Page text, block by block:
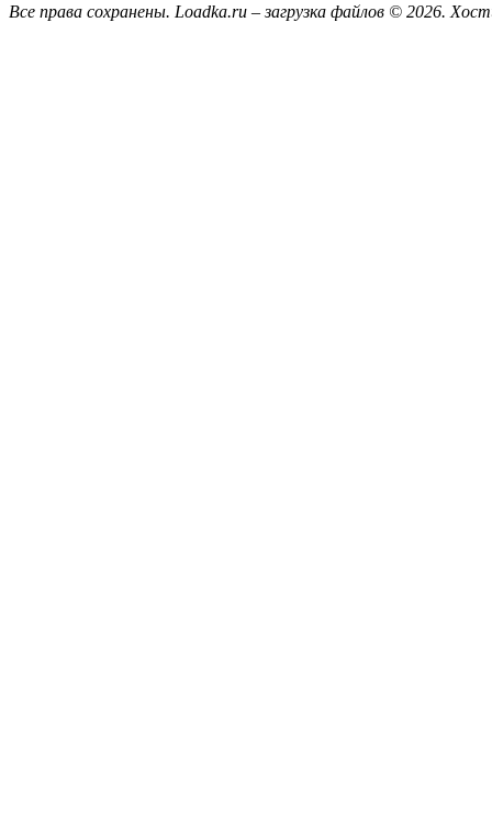
Все права сохранены. Loadka.ru – загрузка файлов © 2026.